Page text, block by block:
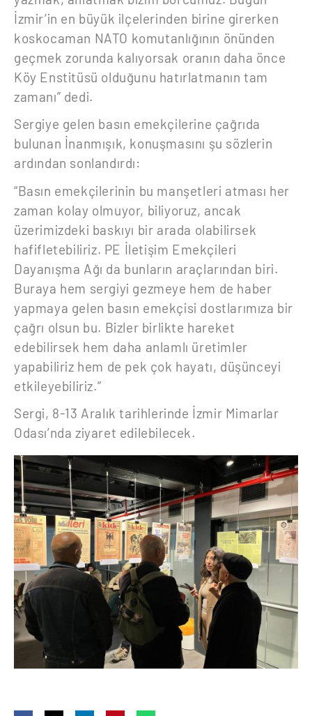
İzmir’in en büyük ilçelerinden birine girerken
koskocaman NATO komutanlığının önünden
geçmek zorunda kalıyorsak oranın daha önce
Köy Enstitüsü olduğunu hatırlatmanın tam
zamanı” dedi.
Sergiye gelen basın emekçilerine çağrıda
bulunan İnanmışık, konuşmasını şu sözlerin
ardından sonlandırdı:
“Basın emekçilerinin bu manşetleri atması her
zaman kolay olmuyor, biliyoruz, ancak
üzerimizdeki baskıyı bir arada olabilirsek
hafifletebiliriz. PE İletişim Emekçileri
Dayanışma Ağı da bunların araçlarından biri.
Buraya hem sergiyi gezmeye hem de haber
yapmaya gelen basın emekçisi dostlarımıza bir
çağrı olsun bu. Bizler birlikte hareket
edebilirsek hem daha anlamlı üretimler
yapabiliriz hem de pek çok hayatı, düşünceyi
etkileyebiliriz.”
Sergi, 8-13 Aralık tarihlerinde İzmir Mimarlar
Odası’nda ziyaret edilebilecek.